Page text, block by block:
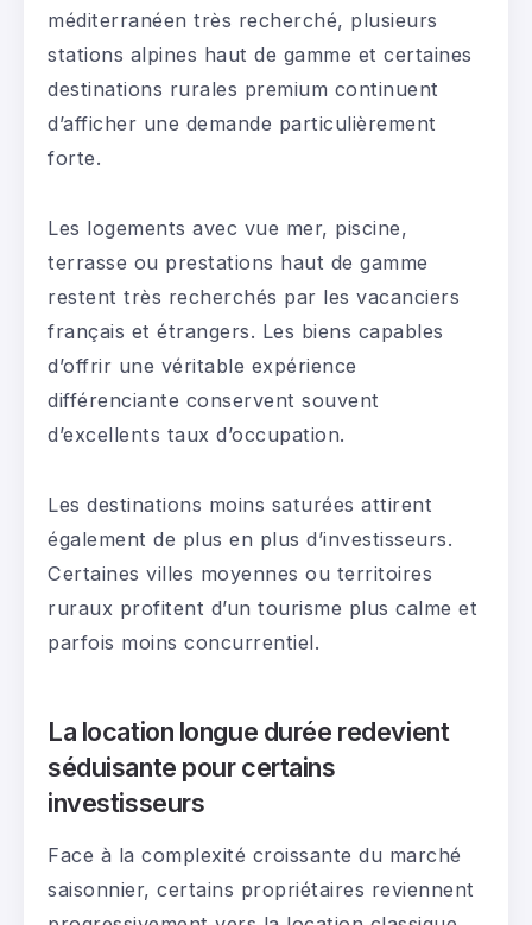
méditerranéen très recherché, plusieurs
stations alpines haut de gamme et certaines
destinations rurales premium continuent
d’afficher une demande particulièrement
forte.
Les logements avec vue mer, piscine,
terrasse ou prestations haut de gamme
restent très recherchés par les vacanciers
français et étrangers. Les biens capables
d’offrir une véritable expérience
différenciante conservent souvent
d’excellents taux d’occupation.
Les destinations moins saturées attirent
également de plus en plus d’investisseurs.
Certaines villes moyennes ou territoires
ruraux profitent d’un tourisme plus calme et
parfois moins concurrentiel.
La location longue durée redevient
séduisante pour certains
investisseurs
Face à la complexité croissante du marché
saisonnier, certains propriétaires reviennent